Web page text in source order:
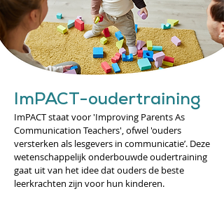
ImPACT-oudertraining
ImPACT staat voor 'Improving Parents As
Communication Teachers', ofwel 'ouders
versterken als lesgevers in communicatie’. Deze
wetenschappelijk onderbouwde oudertraining
gaat uit van het idee dat ouders de beste
leerkrachten zijn voor hun kinderen.